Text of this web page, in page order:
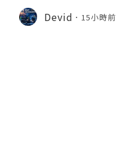
Devid 15小時前